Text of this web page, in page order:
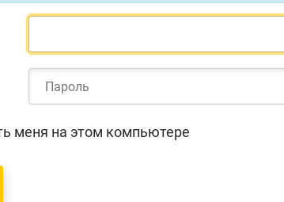
меня на этом компьютере